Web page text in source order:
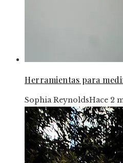
Herramientas para
Sophia ReynoldsHace 2